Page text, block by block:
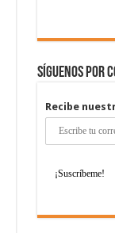
Síguenos por
Recibe